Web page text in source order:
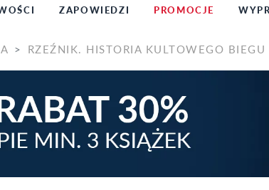
ZAPOWIEDZI PROMOCJE
RZEŹNIK. HISTORIA KULTOWEGO BIEGU